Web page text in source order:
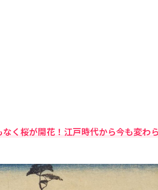
なく桜が開花！江戸時代から今も変わ